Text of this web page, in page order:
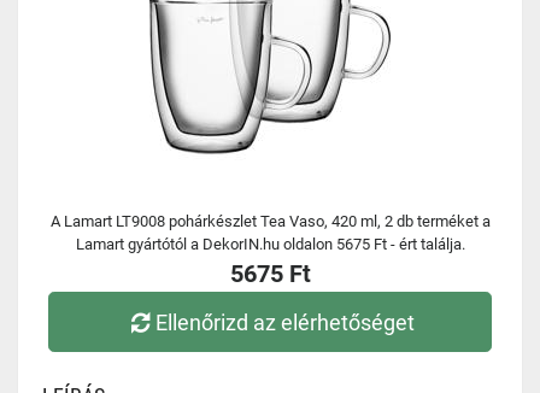
A Lamart LT9008 pohárkészlet Tea Vaso, 420 ml, 2 db terméket a
Lamart gyártótól a DekorIN.hu oldalon 5675 Ft - ért találja.
5675 Ft
Ellenőrizd az elérhetőséget